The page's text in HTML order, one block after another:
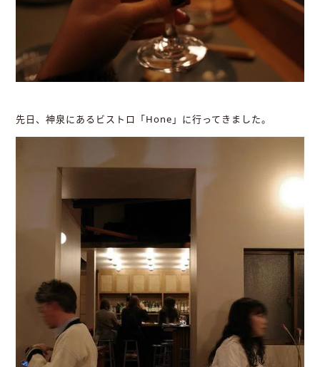
先日、神泉にあるビストロ「Hone」に行ってきました。